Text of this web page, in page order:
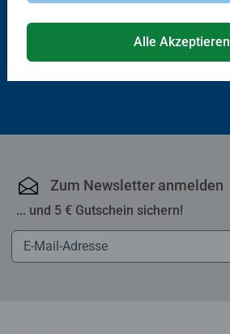
Zum Newsletter anmelden
... und 5 € Gutschein sichern!
Alle Akzeptieren